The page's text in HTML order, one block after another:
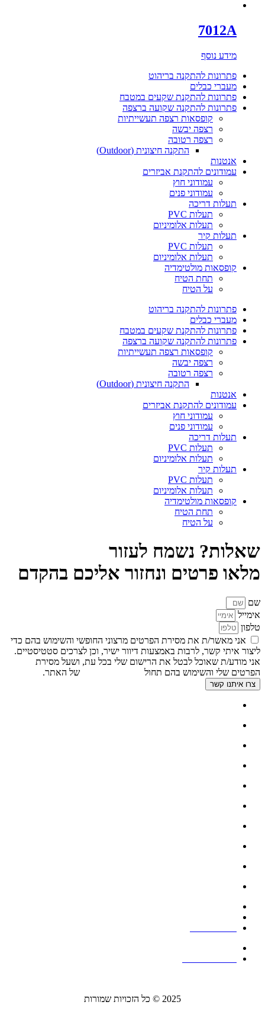
7012A
מידע נוסף
פתרונות להתקנה בריהוט
מעברי כבלים
פתרונות להתקנת שקעים במטבח
פתרונות להתקנה שקועה ברצפה
קופסאות רצפה תעשייתיות
רצפה יבשה
רצפה רטובה
התקנה חיצונית (Outdoor)
אנטנות
עמודונים להתקנת אביזרים
עמודוני חוץ
עמודוני פנים
תעלות דריכה
תעלות PVC
תעלות אלומיניום
תעלות קיר
תעלות PVC
תעלות אלומיניום
קופסאות מולטימדיה
תחת הטיח
על הטיח
פתרונות להתקנה בריהוט
מעברי כבלים
פתרונות להתקנת שקעים במטבח
פתרונות להתקנה שקועה ברצפה
קופסאות רצפה תעשייתיות
רצפה יבשה
רצפה רטובה
התקנה חיצונית (Outdoor)
אנטנות
עמודונים להתקנת אביזרים
עמודוני חוץ
עמודוני פנים
תעלות דריכה
תעלות PVC
תעלות אלומיניום
תעלות קיר
תעלות PVC
תעלות אלומיניום
קופסאות מולטימדיה
תחת הטיח
על הטיח
שאלות? נשמח לעזור
מלאו פרטים ונחזור אליכם בהקדם
שם
אימייל
טלפון
אני מאשר/ת את מסירת הפרטים מרצוני החופשי והשימוש בהם כדי
ליצור איתי קשר, לרבות באמצעות דיוור ישיר, וכן לצרכים סטטיסטיים.
אני מודע/ת שאוכל לבטל את הרישום שלי בכל עת, ושעל מסירת
הפרטים שלי והשימוש בהם תחול
של האתר.
צרו איתנו קשר
2025 © כל הזכויות שמורות